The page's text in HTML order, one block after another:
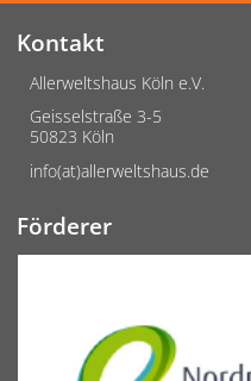
Kontakt
Allerweltshaus Köln e.V.
Geisselstraße 3-5
50823 Köln
info(at)allerweltshaus.de
Förderer